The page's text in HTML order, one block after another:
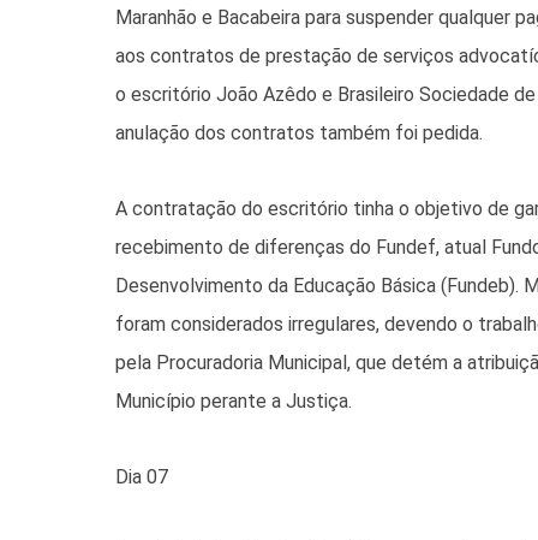
Maranhão e Bacabeira para suspender qualquer
aos contratos de prestação de serviços
o escritório João Azêdo e Brasileiro Sociedade
anulação dos contratos também foi pedida.
A contratação do escritório tinha o objetivo de
recebimento de diferenças do Fundef, atual
Desenvolvimento da Educação Básica (Fundeb).
foram considerados irregulares, devendo o
pela Procuradoria Municipal, que detém a
Município perante a Justiça.
Dia 07